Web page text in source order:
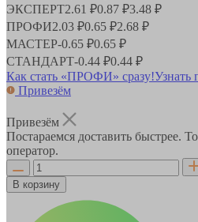
ЭКСПЕРТ2.61 ₽0.87 ₽3.48 ₽
ПРОФИ2.03 ₽0.65 ₽2.68 ₽
МАСТЕР-0.65 ₽0.65 ₽
СТАНДАРТ-0.44 ₽0.44 ₽
Как стать «ПРОФИ» сразу!Узнать
Привезём
Привезём
Постараемся доставить быстрее.
оператор.
В корзину